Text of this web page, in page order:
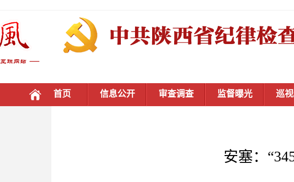
首页 信息公开 审查调查 监督曝光 巡
安塞：